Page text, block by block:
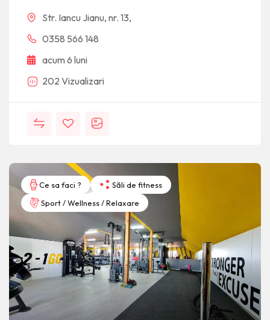
Str. Iancu Jianu, nr. 13,
0358 566 148
acum 6 luni
202 Vizualizari
Ce sa faci ?
Săli de fitness
Sport / Wellness / Relaxare